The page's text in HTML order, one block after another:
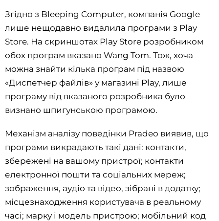
Згідно з Bleeping Computer, компанія Google
лише нещодавно видалила програми з Play
Store. На скриншотах Play Store розробником
обох програм вказано Wang Tom. Тож, хоча
можна знайти кілька програм під назвою
«Диспетчер файлів» у магазині Play, лише
програму від вказаного розробника було
визнано шпигунською програмою.
Механізм аналізу поведінки Pradeo виявив, що
програми викрадають такі дані: контакти,
збережені на вашому пристрої; контакти
електронної пошти та соціальних мереж;
зображення, аудіо та відео, зібрані в додатку;
місцезнаходження користувача в реальному
часі; марку і модель пристрою; мобільний код